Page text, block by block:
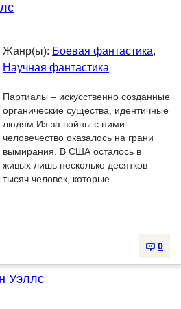
Жанр(ы): Боевая фантастика,
Научная фантастика
Партиалы – искусственно созданные
органические существа, идентичные
людям.Из-за войны с ними
человечество оказалось на грани
вымирания. В США осталось в
живых лишь несколько десятков
тысяч человек, которые...
0
Уэллс